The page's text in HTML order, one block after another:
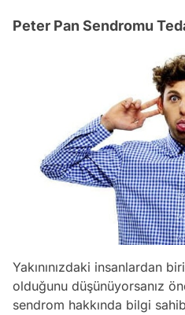
Peter Pan Sendromu
Yakınınızdaki insanlardan
olduğunu düşünüyorsanız
sendrom hakkında bilgi